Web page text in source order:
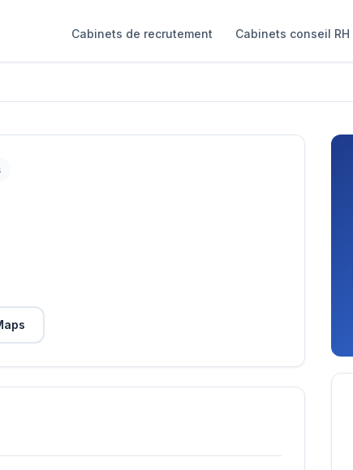
Cabinets de recrutement Cabinets conseil RH